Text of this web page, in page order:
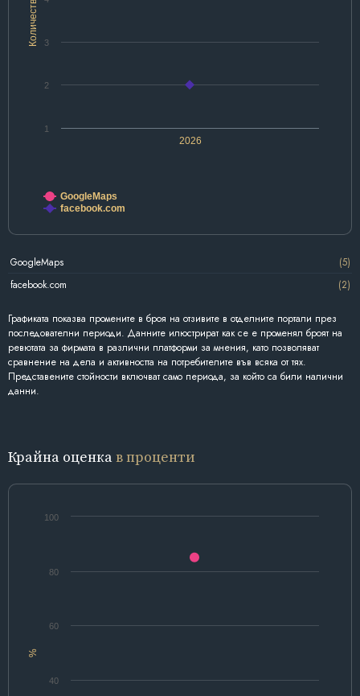
Количество
2026
1
2
3
GoogleMaps
facebook.com
GoogleMaps
(5)
facebook.com
(2)
Графиката показва промените в броя на отзивите в отделните портали през
последователни периоди. Данните илюстрират как се е променял броят на
ревютата за фирмата в различни платформи за мнения, като позволяват
сравнение на дела и активността на потребителите във всяка от тях.
Представените стойности включват само периода, за който са били налични
данни.
Крайна оценкав проценти
%
40
60
80
100